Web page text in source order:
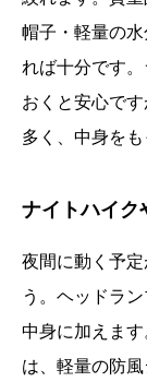
帽子・軽量の
れば十分です
おくと安心で
多く、中身をも
ナイトハイク
夜間に動く予
う。ヘッドラ
中身に加えま
は、軽量の防